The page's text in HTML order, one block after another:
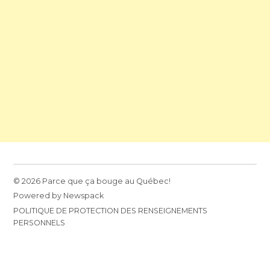
© 2026 Parce que ça bouge au Québec!
Powered by Newspack
POLITIQUE DE PROTECTION DES RENSEIGNEMENTS
PERSONNELS